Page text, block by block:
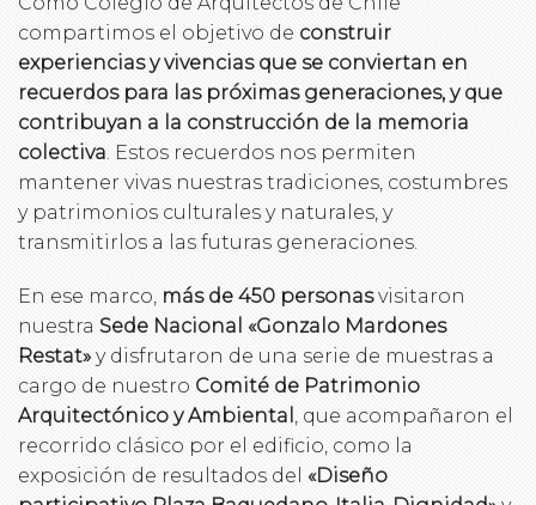
compartimos el objetivo de construir
experiencias y vivencias que se conviertan en
recuerdos para las próximas generaciones, y que
contribuyan a la construcción de la memoria
colectiva. Estos recuerdos nos permiten
mantener vivas nuestras tradiciones, costumbres
y patrimonios culturales y naturales, y
transmitirlos a las futuras generaciones.
En ese marco, más de 450 personasvisitaron
nuestra Sede Nacional «Gonzalo Mardones
Restat» y disfrutaron de una serie de muestras a
cargo de nuestro Comité de Patrimonio
Arquitectónico y Ambiental , que acompañaron el
recorrido clásico por el edificio, como la
exposición de resultados del «Diseño